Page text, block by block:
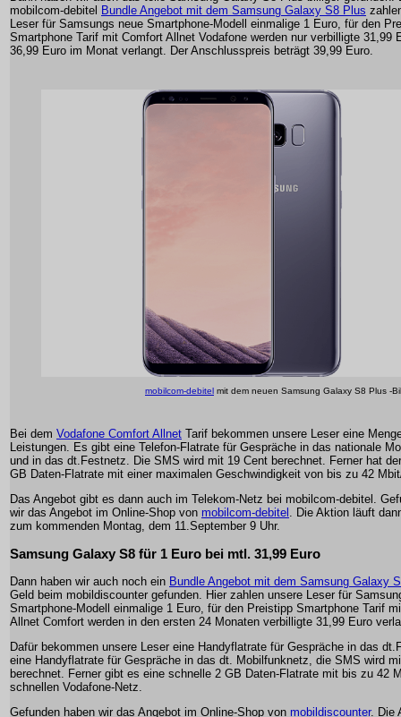
mobilcom-debitel Bundle Angebot mit dem Samsung Galaxy S8 Plus
Leser für Samsungs neue Smartphone-Modell einmalige 1 Euro, für den
Smartphone Tarif mit Comfort Allnet Vodafone werden nur verbilligte 31,99
36,99 Euro im Monat verlangt. Der Anschlusspreis beträgt 39,99 Euro.
mobilcom-debitel mit dem neuen Samsung Galaxy S8 Plus -
Bei dem Vodafone Comfort Allnet Tarif bekommen unsere Leser eine
Leistungen. Es gibt eine Telefon-Flatrate für Gespräche in das nationale
und in das dt.Festnetz. Die SMS wird mit 19 Cent berechnet. Ferner hat
GB Daten-Flatrate mit einer maximalen Geschwindigkeit von bis zu 42
Das Angebot gibt es dann auch im Telekom-Netz bei mobilcom-debitel.
wir das Angebot im Online-Shop von mobilcom-debitel
. Die Aktion läuft
zum kommenden Montag, dem 11.September 9 Uhr.
Samsung Galaxy S8 für 1 Euro bei mtl. 31,99 Euro
Dann haben wir auch noch ein Bundle Angebot mit dem Samsung Galaxy
Geld beim mobildiscounter gefunden. Hier zahlen unsere Leser für
Smartphone-Modell einmalige 1 Euro, für den Preistipp Smartphone Tarif
Allnet Comfort werden in den ersten 24 Monaten verbilligte 31,99 Euro
Dafür bekommen unsere Leser eine Handyflatrate für Gespräche in das
eine Handyflatrate für Gespräche in das dt. Mobilfunknetz, die SMS wird
berechnet. Ferner gibt es eine schnelle 2 GB Daten-Flatrate mit bis zu 42
schnellen Vodafone-Netz.
Gefunden haben wir das Angebot im Online-Shop von mobildiscounter. Die